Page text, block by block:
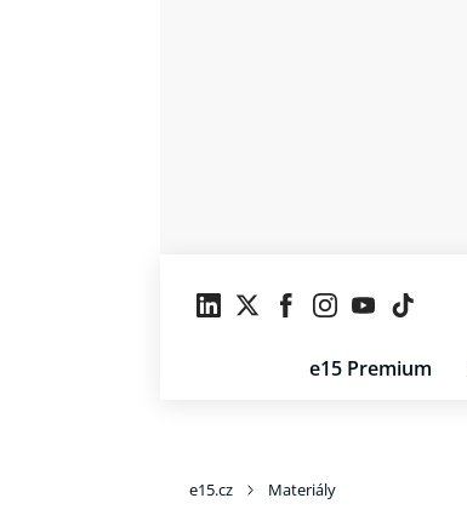
e15 Premium
e15.cz Materiály